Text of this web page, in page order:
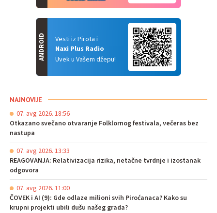
Vesti iz Pirota i
Naxi Plus Radio
Uvek u Vašem džepu!
ANDROID
NAJNOVIJE
07. avg 2026. 18:56
Otkazano svečano otvaranje Folklornog festivala, večeras bez
nastupa
07. avg 2026. 13:33
REAGOVANJA: Relativizacija rizika, netačne tvrdnje i izostanak
odgovora
07. avg 2026. 11:00
ČOVEK i AI (9): Gde odlaze milioni svih Piroćanaca? Kako su
krupni projekti ubili dušu našeg grada?